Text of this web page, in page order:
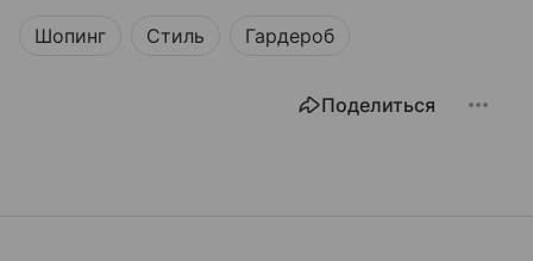
Шопинг Стиль Гардероб
Поделиться